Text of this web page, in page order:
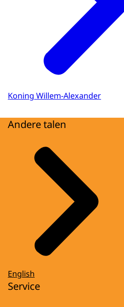
Koning Willem-Alexander
Andere talen
English
Service